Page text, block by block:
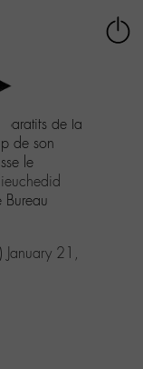
de la
de son
le
Bureau
January 21,